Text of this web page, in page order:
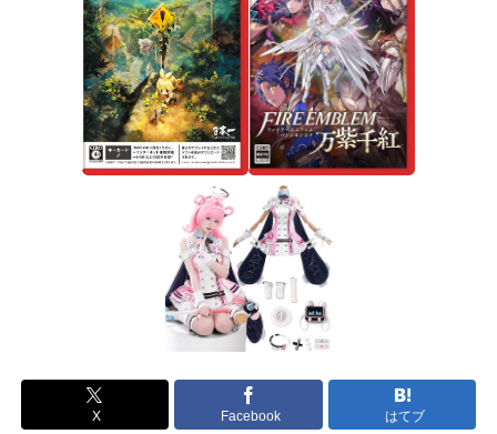
X Facebook はてブ